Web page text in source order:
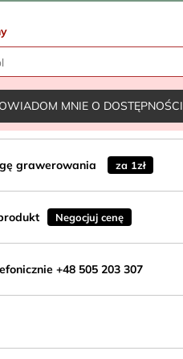
MNIE O DOSTĘPNOŚCI
grawerowania za 1zł
Negocjuj cenę
+48 505 203 307